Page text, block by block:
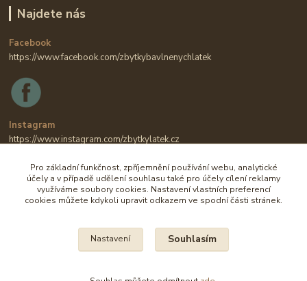
Najdete nás
Facebook
https://www.facebook.com/zbytkybavlnenychlatek
Instagram
https://www.instagram.com/zbytkylatek.cz
Na všechny fotografie se vztahují autorská práva.
Pro základní funkčnost, zpříjemnění používání webu, analytické
účely a v případě udělení souhlasu také pro účely cílení reklamy
využíváme soubory cookies. Nastavení vlastních preferencí
cookies můžete kdykoli upravit odkazem ve spodní části stránek.
Nastavení Souhlasím